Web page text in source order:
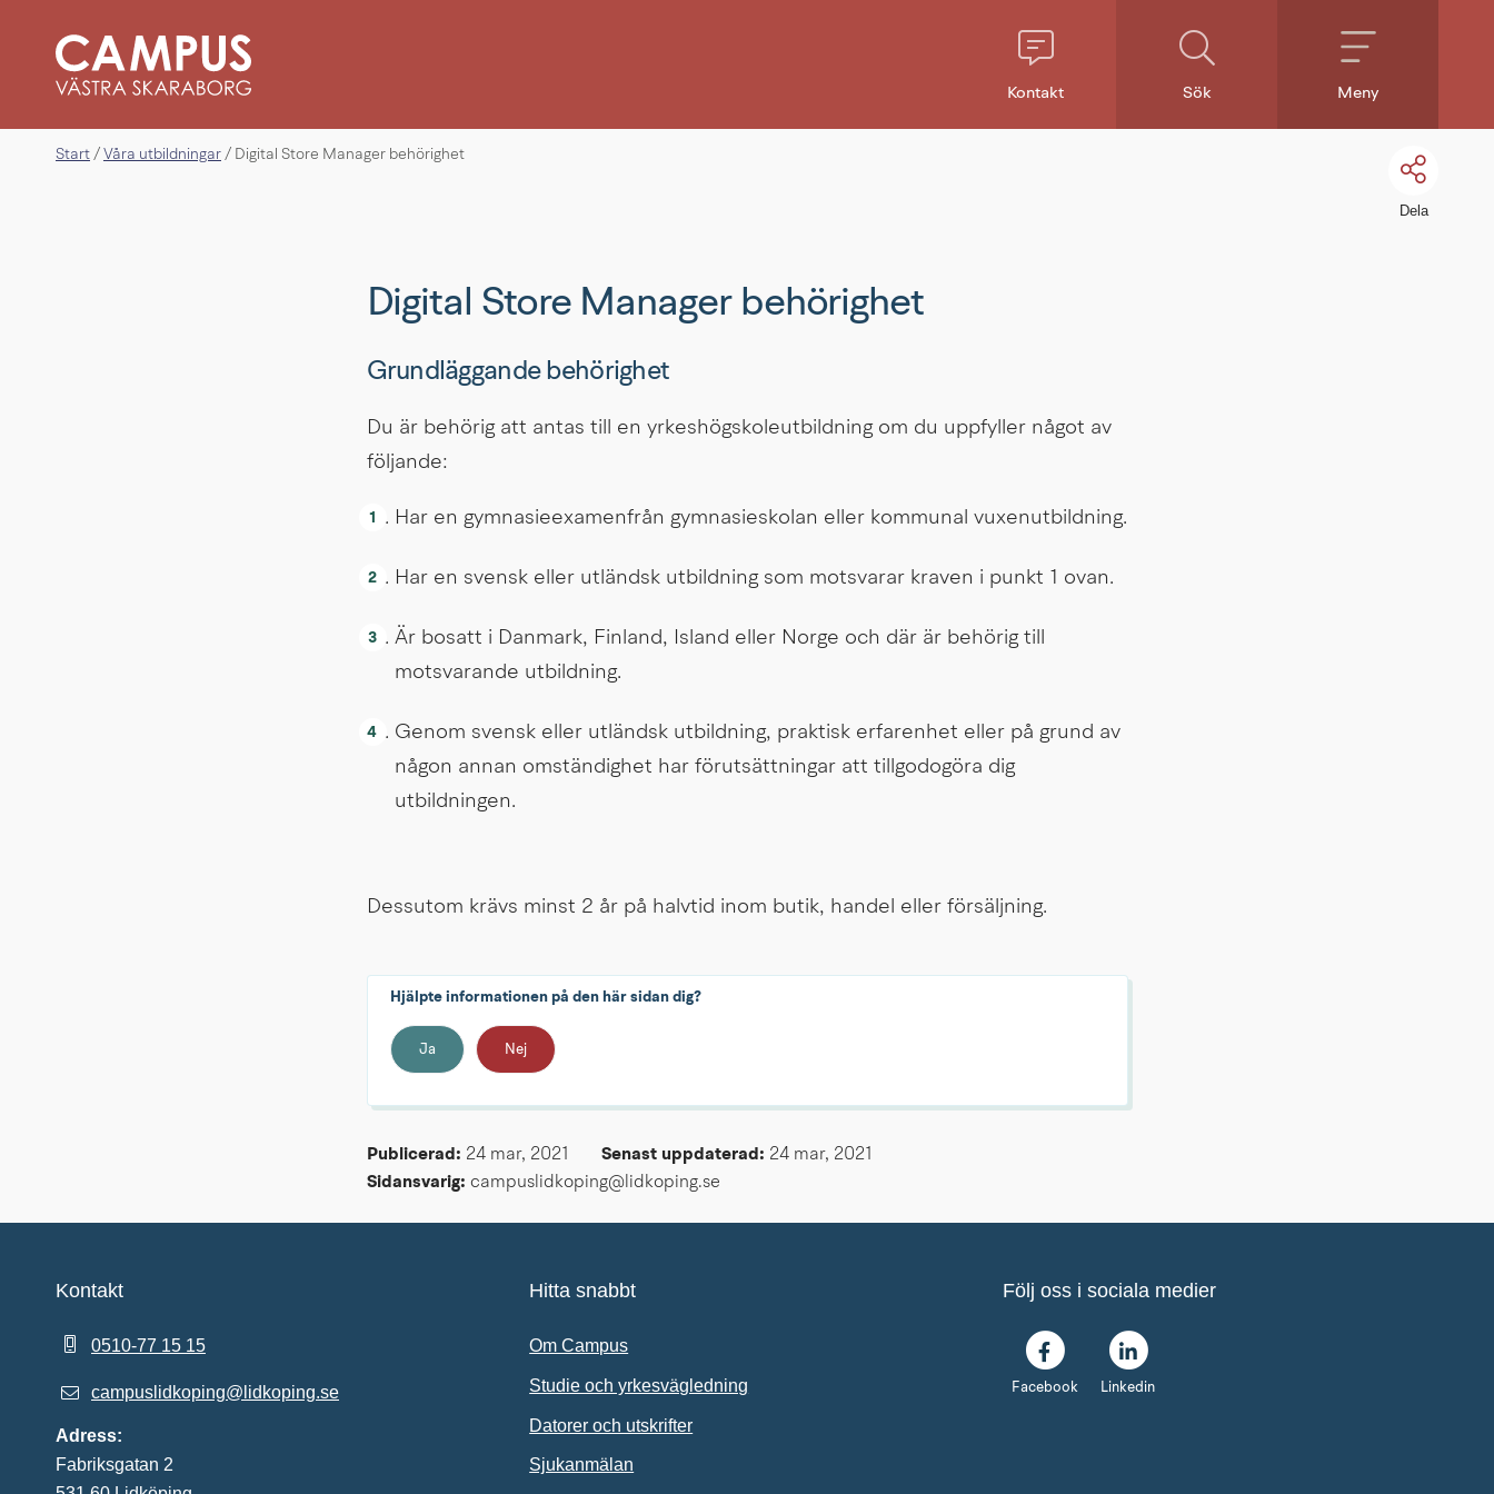
Kontakt Sök Meny
Start / Våra utbildningar / Digital Store Manager behörighet
Dela
Digital Store Manager behörighet
Grundläggande behörighet
Du är behörig att antas till en yrkeshögskoleutbildning om du uppfyller något av
följande:
Har en gymnasieexamenfrån gymnasieskolan eller kommunal vuxenutbildning.
Har en svensk eller utländsk utbildning som motsvarar kraven i punkt 1 ovan.
Är bosatt i Danmark, Finland, Island eller Norge och där är behörig till
motsvarande utbildning.
Genom svensk eller utländsk utbildning, praktisk erfarenhet eller på grund av
någon annan omständighet har förutsättningar att tillgodogöra dig
utbildningen.
Dessutom krävs minst 2 år på halvtid inom butik, handel eller försäljning.
Hjälpte informationen på den här sidan dig?
Ja Nej
Publicerad: 24 mar, 2021 Senast uppdaterad: 24 mar, 2021
Sidansvarig: campuslidkoping@lidkoping.se
Kontakt
0510-77 15 15
campuslidkoping@lidkoping.se
Adress:
Fabriksgatan 2
Hitta snabbt
Om Campus
Studie och yrkesvägledning
Datorer och utskrifter
Sjukanmälan
Följ oss i sociala medier
Facebook Linkedin